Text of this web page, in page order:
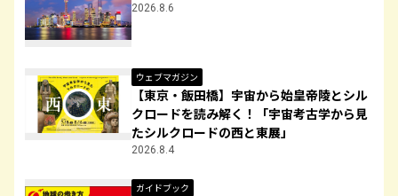
2026.8.6
ウェブマガジン
【東京・飯田橋】宇宙から始皇帝陵とシル
クロードを読み解く！「宇宙考古学から見
たシルクロードの西と東展」
2026.8.4
ガイドブック